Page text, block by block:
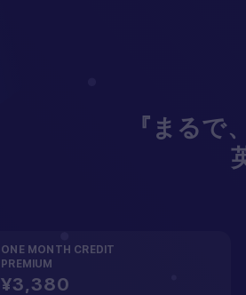
『まるで
ONE MONTH CREDIT
PREMIUM
¥3,380